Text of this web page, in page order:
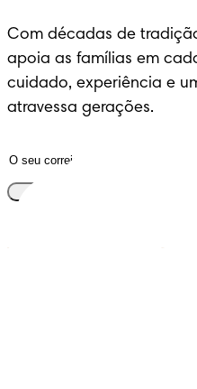
Com décadas de
apoia as famílias em
cuidado, experiência e
atravessa gerações.